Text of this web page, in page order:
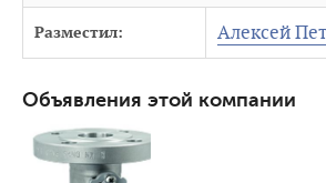
Разместил: Алексей
Объявления этой компании